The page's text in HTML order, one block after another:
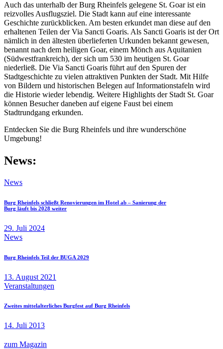
Auch das unterhalb der Burg Rheinfels gelegene St. Goar ist ein
reizvolles Ausflugsziel. Die Stadt kann auf eine interessante
Geschichte zurückblicken. Am besten erkundet man diese auf den
erhaltenen Teilen der Via Sancti Goaris. Als Sancti Goaris ist der Ort
nämlich in den ältesten überlieferten Urkunden bekannt gewesen,
benannt nach dem heiligen Goar, einem Mönch aus Aquitanien
(Südwestfrankreich), der sich um 530 im heutigen St. Goar
niederließ. Die Via Sancti Goaris führt auf den Spuren der
Stadtgeschichte zu vielen attraktiven Punkten der Stadt. Mit Hilfe
von Bildern und historischen Belegen auf Informationstafeln wird
die Historie wieder lebendig. Weitere Highlights der Stadt St. Goar
können Besucher daneben auf eigene Faust bei einem
Stadtrundgang erkunden.
Entdecken Sie die Burg Rheinfels und ihre wunderschöne
Umgebung!
News:
News
Burg Rheinfels schließt Renovierungen im Hotel ab – Sanierung der
Burg läuft bis 2028 weiter
29. Juli 2024
News
Burg Rheinfels Teil der BUGA 2029
13. August 2021
Veranstaltungen
Zweites mittelalterliches Burgfest auf Burg Rheinfels
14. Juli 2013
zum Magazin